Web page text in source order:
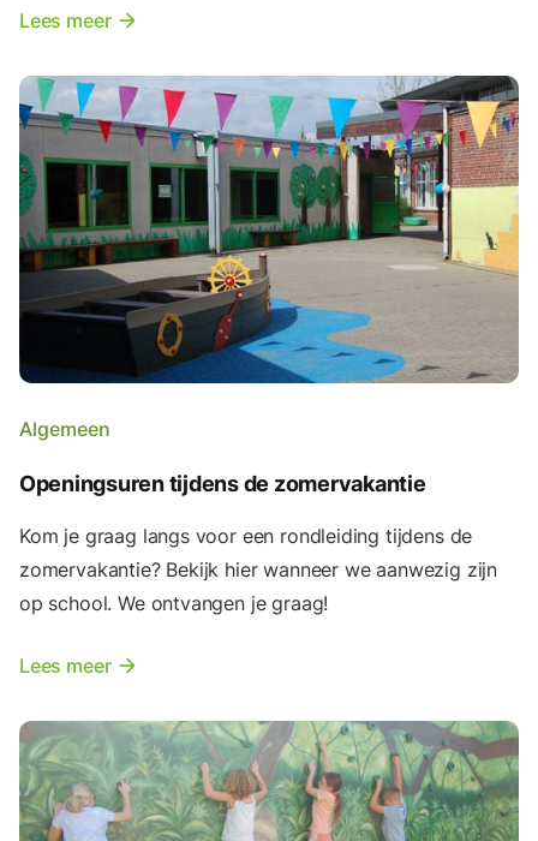
Lees meer arrow_forward
Algemeen
Openingsuren tijdens de zomervakantie
Kom je graag langs voor een rondleiding tijdens de
zomervakantie? Bekijk hier wanneer we aanwezig zijn
op school. We ontvangen je graag!
Lees meer arrow_forward